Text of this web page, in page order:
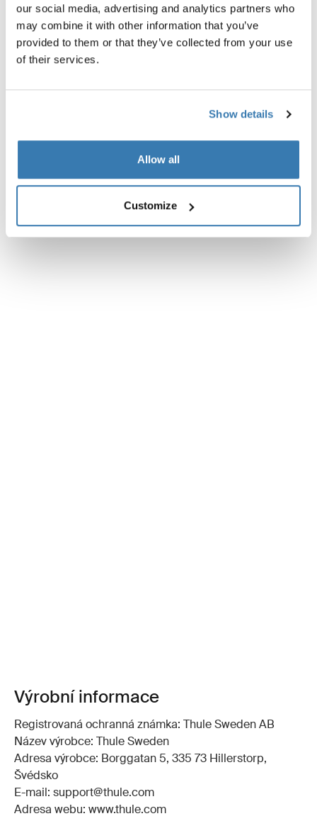
our social media, advertising and analytics partners who
may combine it with other information that you’ve
provided to them or that they’ve collected from your use
of their services.
Show details
Allow all
Customize
Toggle features
Všechny funkce
Toggle techspec
Technické údaje
Výrobní informace
Registrovaná ochranná známka: Thule Sweden AB
Název výrobce: Thule Sweden
Adresa výrobce: Borggatan 5, 335 73 Hillerstorp,
Švédsko
E-mail: support@thule.com
Adresa webu: www.thule.com